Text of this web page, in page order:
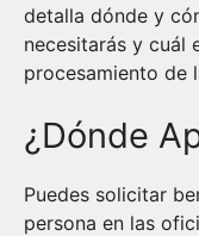
detalla dónde y
necesitarás y cuál
procesamiento de
¿Dónde
Puedes solicitar
persona en las